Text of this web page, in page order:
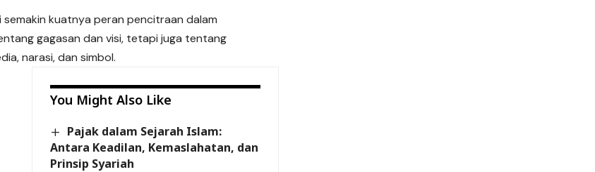
kuatnya peran pencitraan dalam
gagasan dan visi, tetapi juga tentang
narasi, dan simbol.
You Might Also Like
Pajak dalam Sejarah Islam:
Antara Keadilan, Kemaslahatan, dan
Prinsip Syariah